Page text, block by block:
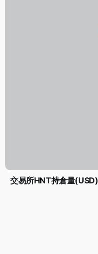
交易所HNT持倉量(USD)